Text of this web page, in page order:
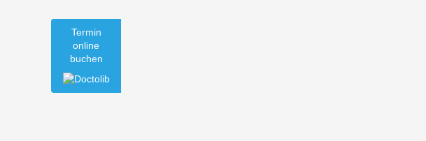
Termin
online
buchen